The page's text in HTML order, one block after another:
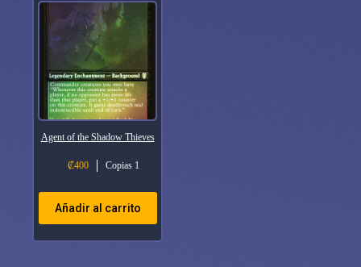
Agent of the Shadow Thieves
₡400 Copias 1
Añadir al carrito